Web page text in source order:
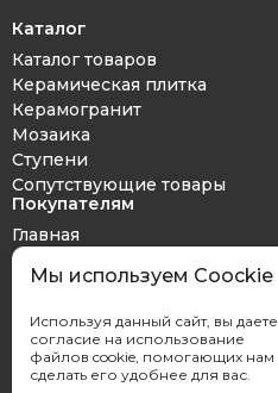
Каталог
Каталог товаров
Керамическая плитка
Керамогранит
Мозаика
Ступени
Сопутствующие товары
Покупателям
Главная
Дизайн проект
Оплата и доставка
Контакты
Мы используем Coockie
Используя данный сайт, вы даете
согласие на использование
файлов cookie, помогающих нам
сделать его удобнее для вас.